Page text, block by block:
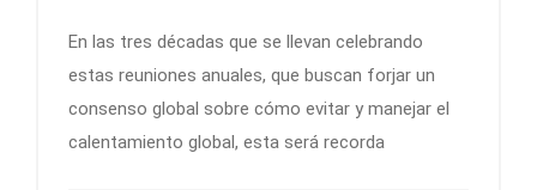
En las tres décadas que se llevan celebrando
estas reuniones anuales, que buscan forjar un
consenso global sobre cómo evitar y manejar el
calentamiento global, esta será recorda